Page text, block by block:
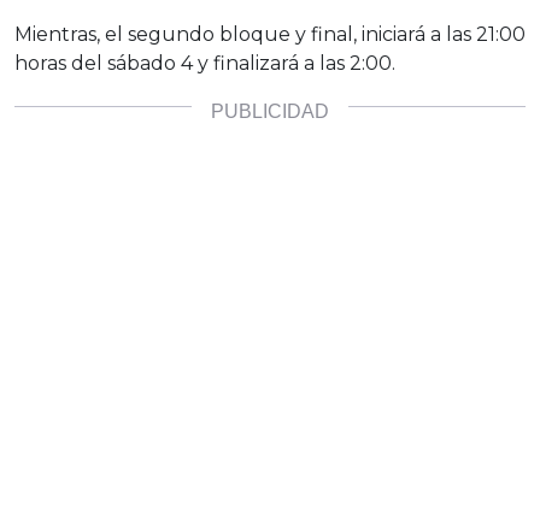
Mientras, el segundo bloque y final, iniciará a las 21:00
horas del sábado 4 y finalizará a las 2:00.